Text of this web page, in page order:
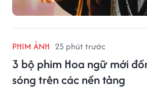
PHIM ẢNH 25 phút trước
3 bộ phim Hoa ngữ mới
sóng trên các nền tảng